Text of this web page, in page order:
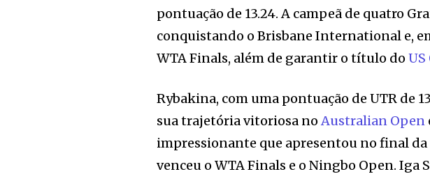
pontuação de 13.24. A campeã de quatro
conquistando o Brisbane International e,
WTA Finals, além de garantir o título do
Rybakina, com uma pontuação de UTR de
sua trajetória vitoriosa noAustralian Open
impressionante que apresentou no final
venceu o WTA Finals e o Ningbo Open.